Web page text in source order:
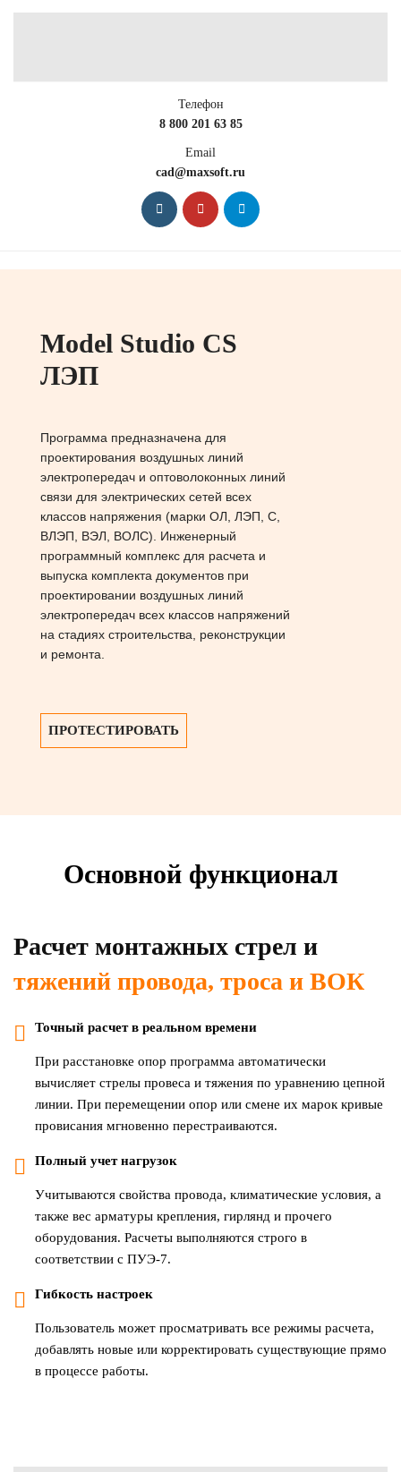
Телефон
8 800 201 63 85
Email
cad@maxsoft.ru
Model Studio CS
ЛЭП
Программа предназначена для
проектирования воздушных линий
электропередач и оптоволоконных линий
связи для электрических сетей всех
классов напряжения (марки ОЛ, ЛЭП, С,
ВЛЭП, ВЭЛ, ВОЛС). Инженерный
программный комплекс для расчета и
выпуска комплекта документов при
проектировании воздушных линий
электропередач всех классов напряжений
на стадиях строительства, реконструкции
и ремонта.
ПРОТЕСТИРОВАТЬ
Основной функционал
Расчет монтажных стрел и
тяжений провода, троса и ВОК
Точный расчет в реальном времени
При расстановке опор программа автоматически
вычисляет стрелы провеса и тяжения по уравнению цепной
линии. При перемещении опор или смене их марок кривые
провисания мгновенно перестраиваются.
Полный учет нагрузок
Учитываются свойства провода, климатические условия, а
также вес арматуры крепления, гирлянд и прочего
оборудования. Расчеты выполняются строго в
соответствии с ПУЭ-7.
Гибкость настроек
Пользователь может просматривать все режимы расчета,
добавлять новые или корректировать существующие прямо
в процессе работы.